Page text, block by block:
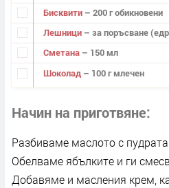
Бисквити – 200 г обикновени
Лешници – за поръсване
Сметана – 150 мл
Шоколад – 100 г млечен
Начин на приготвяне
Разбиваме маслото с
Обелваме ябълките и ги
Добавяме и масления крем,